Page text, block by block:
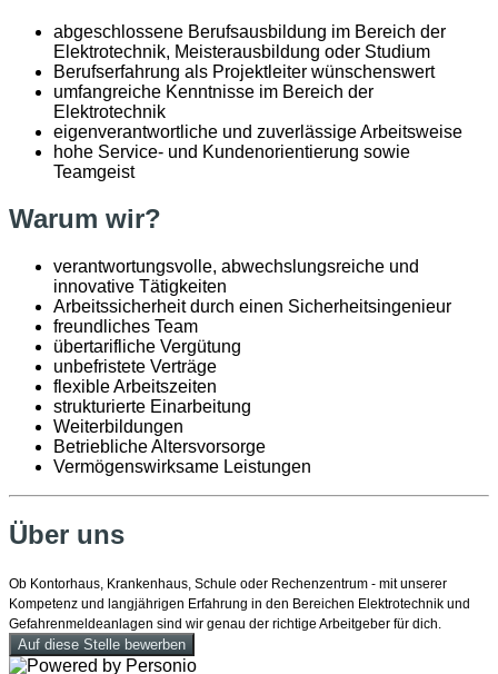
abgeschlossene Berufsausbildung im Bereich der
Elektrotechnik, Meisterausbildung oder Studium
Berufserfahrung als Projektleiter wünschenswert
umfangreiche Kenntnisse im Bereich der
Elektrotechnik
eigenverantwortliche und zuverlässige Arbeitsweise
hohe Service- und Kundenorientierung sowie
Teamgeist
Warum wir?
verantwortungsvolle, abwechslungsreiche und
innovative Tätigkeiten
Arbeitssicherheit durch einen Sicherheitsingenieur
freundliches Team
übertarifliche Vergütung
unbefristete Verträge
flexible Arbeitszeiten
strukturierte Einarbeitung
Weiterbildungen
Betriebliche Altersvorsorge
Vermögenswirksame Leistungen
Über uns
Ob Kontorhaus, Krankenhaus, Schule oder Rechenzentrum - mit unserer
Kompetenz und langjährigen Erfahrung in den Bereichen Elektrotechnik und
Gefahrenmeldeanlagen sind wir genau der richtige Arbeitgeber für dich.
Auf diese Stelle bewerben